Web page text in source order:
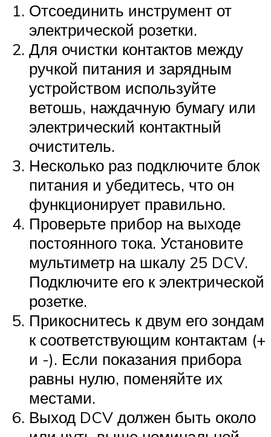
Отсоединить инструмент от
электрической розетки.
Для очистки контактов между
ручкой питания и зарядным
устройством используйте
ветошь, наждачную бумагу или
электрический контактный
очиститель.
Несколько раз подключите блок
питания и убедитесь, что он
функционирует правильно.
Проверьте прибор на выходе
постоянного тока. Установите
мультиметр на шкалу 25 DCV.
Подключите его к электрической
розетке.
Прикоснитесь к двум его зондам
к соответствующим контактам (+
и -). Если показания прибора
равны нулю, поменяйте их
местами.
Выход DCV должен быть около